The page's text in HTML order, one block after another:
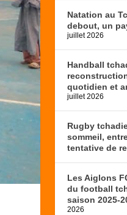
Natation au
debout, un
juillet 2026
Handball
quotidien et
juillet 2026
Rugby
sommeil,
tentative de
Les Aiglons
du football
saison 2025-
2026